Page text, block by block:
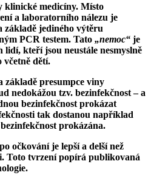
klinické medicíny. Místo
a laboratorního nálezu je
základě jediného výtěru
PCR testem. Tato „nemoc“ je
kteří jsou neustále nesmyslně
včetně dětí.
základě presumpce viny
nedokážou tzv. bezinfekčnost – a
bezinfekčnost prokázat
tak dostanou například
prokázána.
očkování je lepší a delší než
Toto tvrzení popírá publikovaná